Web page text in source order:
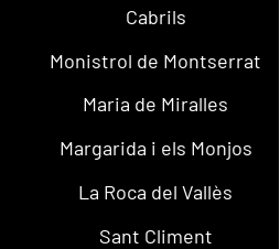
Cabrils
Monistrol de Montserrat
Maria de Miralles
Margarida i els Monjos
La Roca del Vallès
Sant Climent